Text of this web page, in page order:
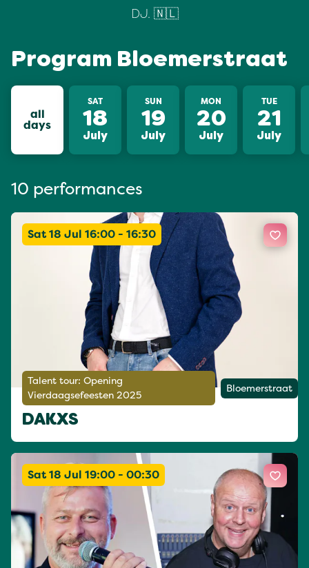
DJ. 🇳🇱
Program Bloemerstraat
all
days
SAT
18
July
SUN
19
July
MON
20
July
TUE
21
July
10 performances
Sat 18 Jul 16:00 - 16:30
Talent tour: Opening
Vierdaagsefeesten 2025
Bloemerstraat
DAKXS
Sat 18 Jul 19:00 - 00:30